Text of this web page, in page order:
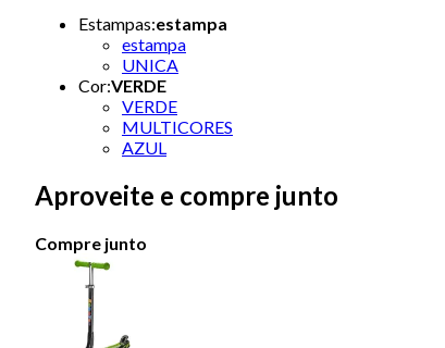
Estampas:estampa
estampa
UNICA
Cor:VERDE
VERDE
MULTICORES
AZUL
Aproveite e compre junto
Compre junto